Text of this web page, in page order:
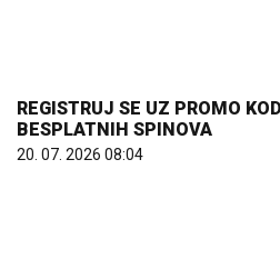
REGISTRUJ SE UZ PROMO
BESPLATNIH SPINOVA
20. 07. 2026 08:04